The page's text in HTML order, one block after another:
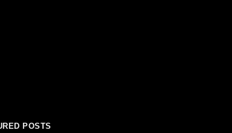
POSTS